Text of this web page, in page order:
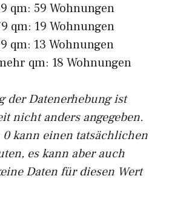
qm: 59 Wohnungen
qm: 19 Wohnungen
qm: 13 Wohnungen
qm: 18 Wohnungen
der Datenerhebung ist
nicht anders angegeben.
0 kann einen tatsächlichen
es kann aber auch
Daten für diesen Wert